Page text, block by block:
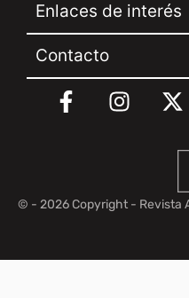
Enlaces de interés
Contacto
© - 2026 Copyright - Revista